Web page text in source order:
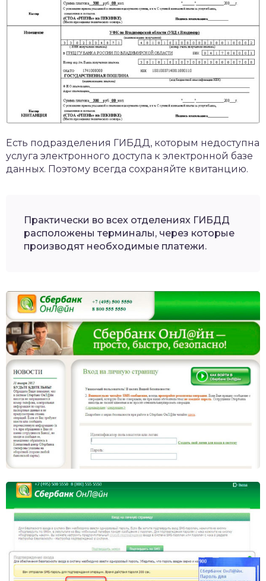
Есть подразделения ГИБДД, которым недоступна
услуга электронного доступа к электронной базе
данных. Поэтому всегда сохраняйте квитанцию.
Практически во всех отделениях ГИБДД
расположены терминалы, через которые
производят необходимые платежи.